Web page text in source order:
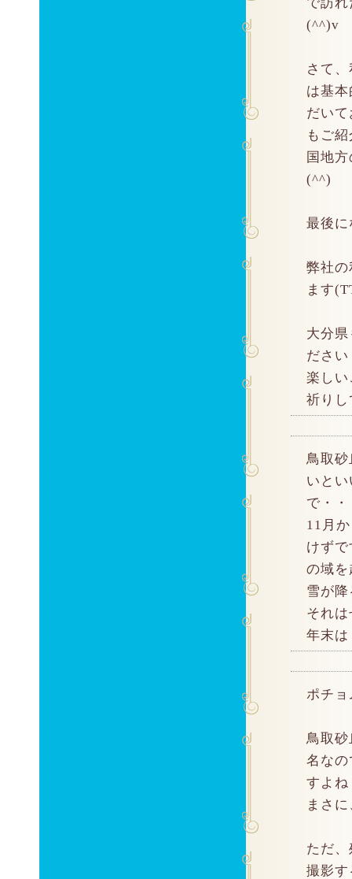
(^^)v
さて
は基
だい
もご
国地
(^^)
最後
弊社
ます
大分
ださい
楽し
祈り
鳥取
いと
で・
11月
けず
の域
雪が
それ
年末
ポチ
鳥取
名な
すよね
まさ
ただ
撮影